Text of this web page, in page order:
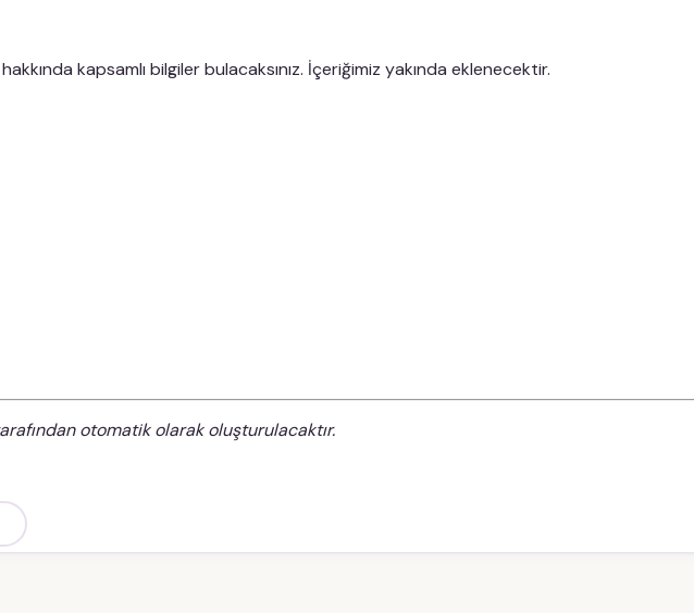
kapsamlı bilgiler bulacaksınız. İçeriğimiz yakında eklenecektir.
otomatik olarak oluşturulacaktır.